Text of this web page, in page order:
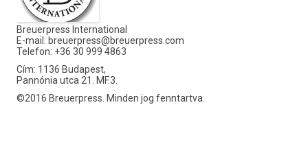
Breuerpress International
E-mail: breuerpress@breuerpress.com
Telefon: +36 30 999 4863
Cím: 1136 Budapest,
Pannónia utca 21. MF.3.
©2016 Breuerpress. Minden jog fenntartva.